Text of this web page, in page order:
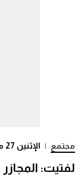
مجتمع | الإثنين 27 مايو 2024 - 17:46
لفتيت: